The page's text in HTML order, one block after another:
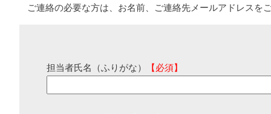
ご連絡の必要な方は、お名前、ご連絡先メールアドレスを
担当者氏名（ふりがな） 【必須】